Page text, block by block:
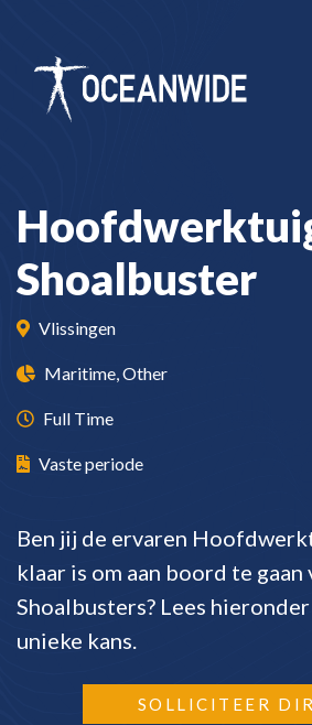
Shoalbuster
Vlissingen
Maritime, Other
Full Time
Vaste periode
Ben jij de ervaren
klaar is om aan boord te gaan
Shoalbusters? Lees
unieke kans.
SOLLICITEER